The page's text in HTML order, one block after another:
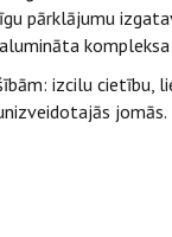
pārklājumu
izcilu cietību,
jomās.